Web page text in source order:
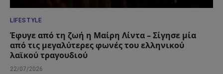
LIFESTYLE
Έφυγε από τη ζωή η Μαίρη Λίντα – Σίγησε μία
από τις μεγαλύτερες φωνές του ελληνικού
λαϊκού τραγουδιού
22/07/2026